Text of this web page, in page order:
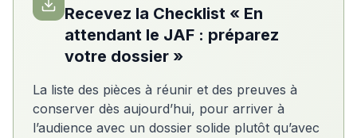
Recevez la Checklist « En
attendant le JAF : préparez
votre dossier »
La liste des pièces à réunir et des preuves à
conserver dès aujourd’hui, pour arriver à
l’audience avec un dossier solide plutôt qu’avec